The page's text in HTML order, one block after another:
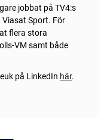
jobbat på TV4:s
Viasat Sport. För
flera stora
VM samt både
på LinkedIn här.